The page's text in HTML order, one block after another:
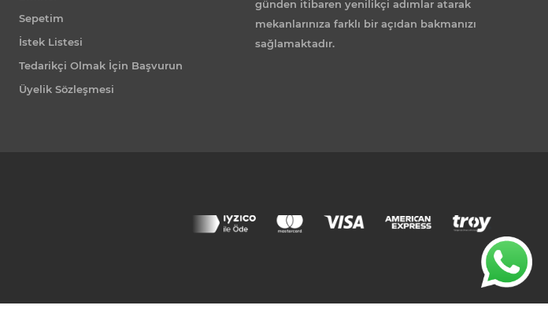
Sepetim
İstek Listesi
Tedarikçi Olmak İçin Başvurun
Üyelik Sözleşmesi
günden itibaren yenilikçi adımlar atarak
mekanlarınıza farklı bir açıdan bakmanızı
sağlamaktadır.